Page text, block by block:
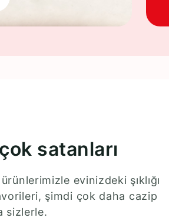
satanları
evinizdeki şıklığı
şimdi çok daha cazip
sizlerle.